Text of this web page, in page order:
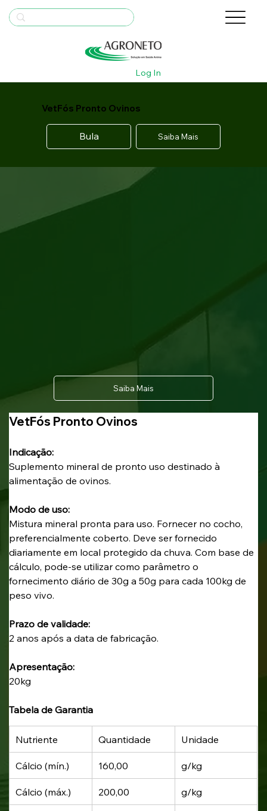
Log In
VetFós Pronto Ovinos
Bula Saiba Mais
VetFós Pronto Ovinos
Indicação:
Suplemento mineral de pronto uso destinado à
alimentação de ovinos.
Modo de uso:
Mistura mineral pronta para uso. Fornecer no cocho,
preferencialmente coberto. Deve ser fornecido
diariamente em local protegido da chuva. Com base de
cálculo, pode-se utilizar como parâmetro o
fornecimento diário de 30g a 50g para cada 100kg de
peso vivo.
Prazo de validade:
2 anos após a data de fabricação.
Apresentação:
20kg
Tabela de Garantia
Nutriente Quantidade Unidade
Cálcio (mín.) 160,00 g/kg
Cálcio (máx.) 200,00 g/kg
Saiba Mais